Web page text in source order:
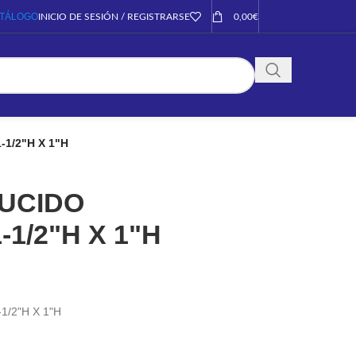
INICIO DE SESIÓN / REGISTRARSE 0,00€
1/2"H X 1"H
1/2"H X 1"H
2"H X 1"H